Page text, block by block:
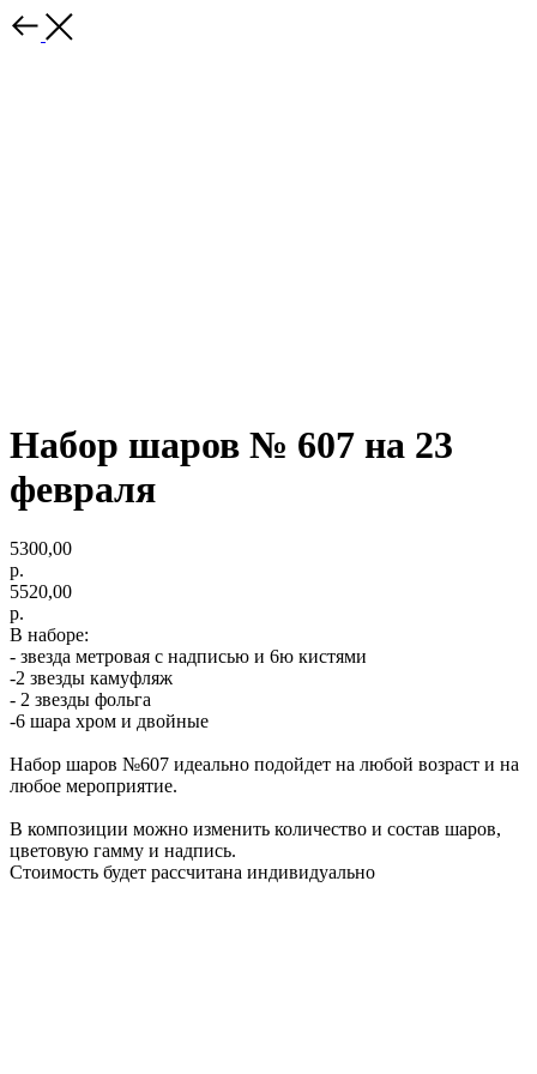
Набор шаров № 607 на 23
февраля
5300,00
р.
5520,00
р.
В наборе:
- звезда метровая с надписью и 6ю кистями
-2 звезды камуфляж
- 2 звезды фольга
-6 шара хром и двойные
Набор шаров №607 идеально подойдет на любой возраст и на
любое мероприятие.
В композиции можно изменить количество и состав шаров,
цветовую гамму и надпись.
Стоимость будет рассчитана индивидуально